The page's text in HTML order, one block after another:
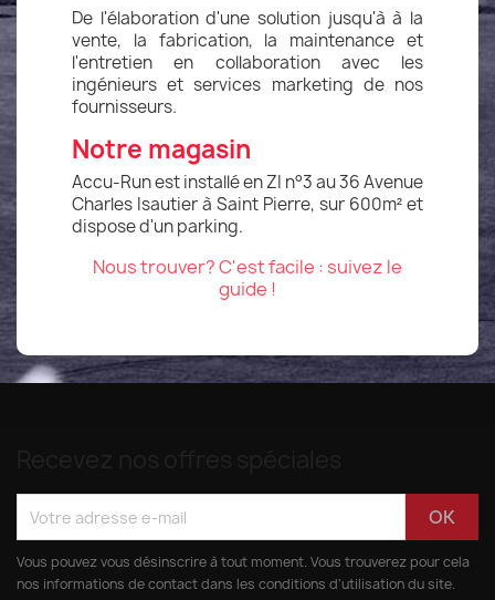
De l'élaboration d'une solution jusqu'à à la
vente, la fabrication, la maintenance et
l'entretien en collaboration avec les
ingénieurs et services marketing de nos
fournisseurs.
Notre magasin
Accu-Run est installé en ZI n°3 au 36 Avenue
Charles Isautier à Saint Pierre, sur 600m² et
dispose d'un parking.
Nous trouver? C'est facile : suivez le
guide !
Vous pouvez vous désinscrire à tout moment. Vous trouverez pour cela
nos informations de contact dans les conditions d'utilisation du site.